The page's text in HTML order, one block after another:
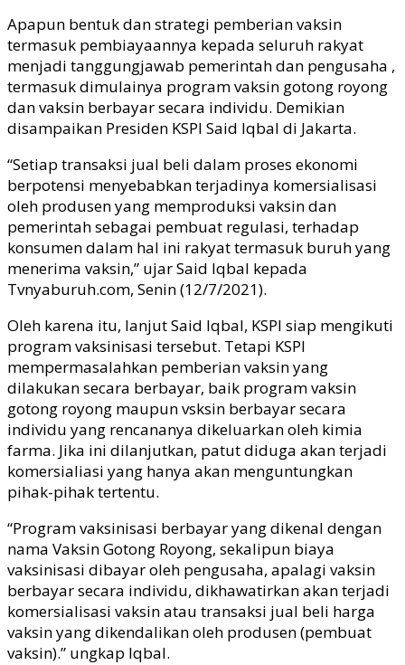
Apapun bentuk dan strategi pemberian vaksin
termasuk pembiayaannya kepada seluruh rakyat
menjadi tanggungjawab pemerintah dan pengusaha ,
termasuk dimulainya program vaksin gotong royong
dan vaksin berbayar secara individu. Demikian
disampaikan Presiden KSPI Said Iqbal di Jakarta.
“Setiap transaksi jual beli dalam proses ekonomi
berpotensi menyebabkan terjadinya komersialisasi
oleh produsen yang memproduksi vaksin dan
pemerintah sebagai pembuat regulasi, terhadap
konsumen dalam hal ini rakyat termasuk buruh yang
menerima vaksin,” ujar Said Iqbal kepada
Tvnyaburuh.com, Senin (12/7/2021).
Oleh karena itu, lanjut Said Iqbal, KSPI siap mengikuti
program vaksinisasi tersebut. Tetapi KSPI
mempermasalahkan pemberian vaksin yang
dilakukan secara berbayar, baik program vaksin
gotong royong maupun vsksin berbayar secara
individu yang rencananya dikeluarkan oleh kimia
farma. Jika ini dilanjutkan, patut diduga akan terjadi
komersialiasi yang hanya akan menguntungkan
pihak-pihak tertentu.
“Program vaksinisasi berbayar yang dikenal dengan
nama Vaksin Gotong Royong, sekalipun biaya
vaksinisasi dibayar oleh pengusaha, apalagi vaksin
berbayar secara individu, dikhawatirkan akan terjadi
komersialisasi vaksin atau transaksi jual beli harga
vaksin yang dikendalikan oleh produsen (pembuat
vaksin).” ungkap Iqbal.